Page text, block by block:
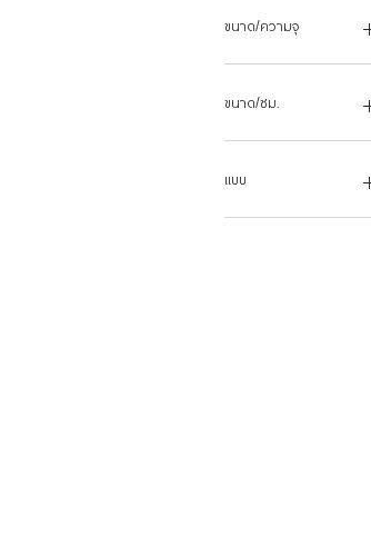
36 ซม.
ขนาด/ความจุ
16 ซม. 1.7 ลิตร
18 ซม. 2.3 ลิตร
18 ซม. 2.5 ลิตร
20 ซม. 3.5 ลิตร
ขนาด/ซม.
16
22
แบบ
2หูพร้อมฝา